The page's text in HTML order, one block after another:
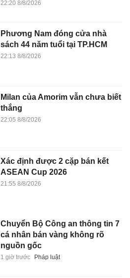
22:20 8/8/2026
Phương Nam đóng cửa nhà
sách 44 năm tuổi tại TP.HCM
22:13 8/8/2026
Milan của Amorim vẫn chưa biết
thắng
22:05 8/8/2026
Xác định được 2 cặp bán kết
ASEAN Cup 2026
21:55 8/8/2026
Chuyển Bộ Công an thông tin 7
cá nhân bán vàng không rõ
nguồn gốc
1 giờ trước Pháp luật